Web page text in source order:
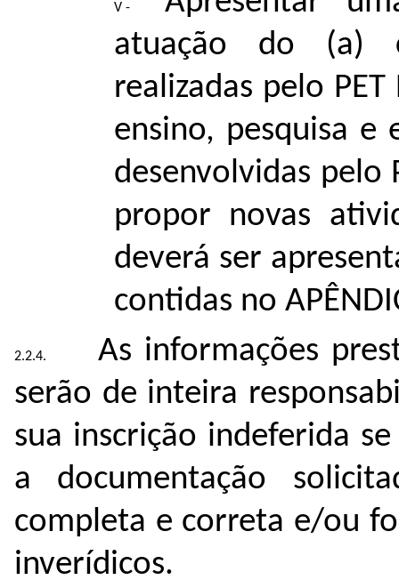
atuação do (a)
realizadas pelo
ensino, pesquisa e
desenvolvidas pelo
propor novas
deverá ser
contidas no
As informações
serão de inteira
sua inscrição indeferida
a documentação
completa e correta e/ou
inverídicos.